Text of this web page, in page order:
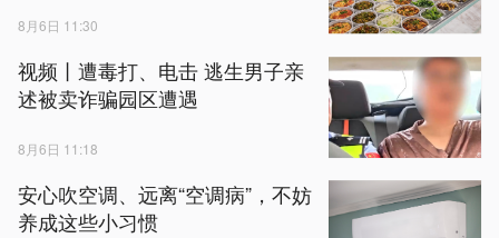
8月6日 11:30
视频丨遭毒打、电击 逃生男子亲
述被卖诈骗园区遭遇
8月6日 11:18
安心吹空调、远离“空调病”，不妨
养成这些小习惯